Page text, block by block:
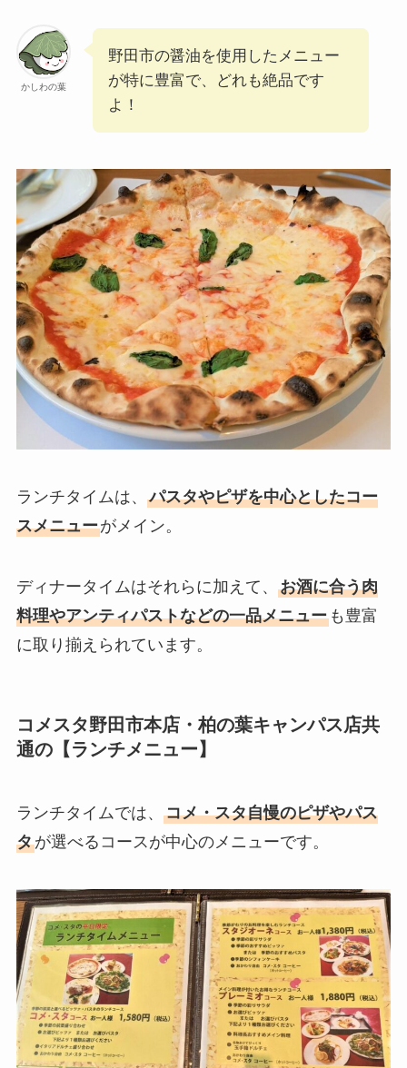
かしわの葉
野田市の醤油を使用したメニュー
が特に豊富で、どれも絶品です
よ！
ランチタイムは、 パスタやピザを中心としたコー
スメニューがメイン。
ディナータイムはそれらに加えて、 お酒に合う肉
料理やアンティパストなどの一品メニューも豊富
に取り揃えられています。
コメスタ野田市本店・柏の葉キャンパス店共
通の【ランチメニュー】
ランチタイムでは、 コメ・スタ自慢のピザやパス
タが選べるコースが中心のメニューです。